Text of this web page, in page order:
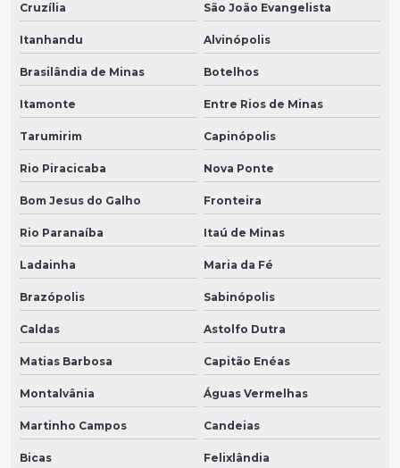
Cruzília São João Evangelista
Itanhandu Alvinópolis
Brasilândia de Minas Botelhos
Itamonte Entre Rios de Minas
Tarumirim Capinópolis
Rio Piracicaba Nova Ponte
Bom Jesus do Galho Fronteira
Rio Paranaíba Itaú de Minas
Ladainha Maria da Fé
Brazópolis Sabinópolis
Caldas Astolfo Dutra
Matias Barbosa Capitão Enéas
Montalvânia Águas Vermelhas
Martinho Campos Candeias
Bicas Felixlândia